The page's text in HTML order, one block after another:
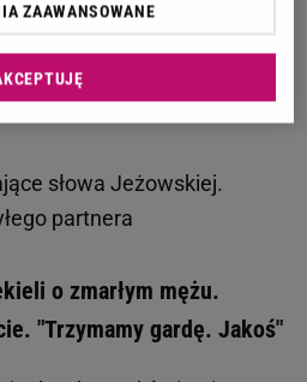
słowa Jeżowskiej.
partnera
o zmarłym mężu.
"Trzymamy gardę. Jakoś"
ZAAWANSOWANE